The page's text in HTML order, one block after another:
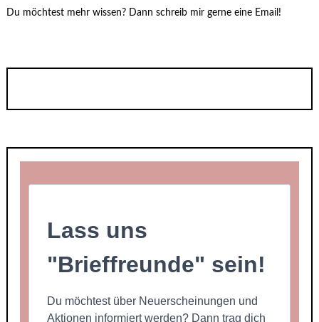
Du möchtest mehr wissen? Dann schreib mir gerne eine Email!
Lass uns
"Brieffreunde" sein!
Du möchtest über Neuerscheinungen und
Aktionen informiert werden? Dann trag dich